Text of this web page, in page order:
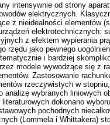
intensywnie od strony
elektrycznych.
z nieidealności elementów
elektrotechnicznych:
z efektem wypierania
rzędu jako pewnego
i bardziej
modele wywodzące się z
Zastosowanie
rzeczywistych w
wybranych liniowych
dokonano
pochodnych
(Lommela i Whittakera)